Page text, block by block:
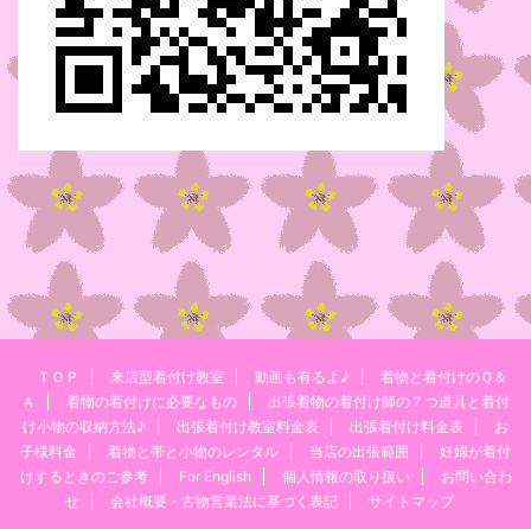
ＴＯＰ 来店型着付け教室 動画も有るよ♪
着物と着付けのＱ＆
Ａ
着物の着付けに必要なもの
出張着物の着付け師の７つ道具と着付
け小物の収納方法♪
出張着付け教室料金表 出張着付け料金表
お
子様料金
着物と帯と小物のレンタル 当店の出張範囲
妊婦が着付
けするときのご参考
For English 個人情報の取り扱い
お問い合わ
せ
会社概要・古物営業法に基づく表記 サイトマップ